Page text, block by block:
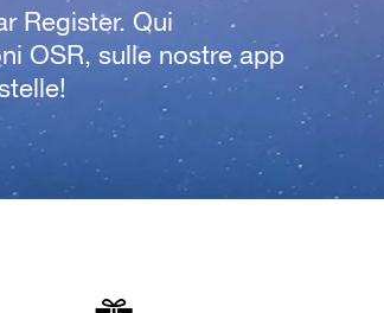
Register. Qui
OSR, sulle nostre app